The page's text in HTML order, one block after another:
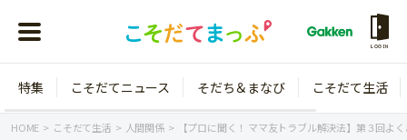
LOGIN
特集 こそだてニュース そだち＆まなび こそだて生活
HOME こそだて生活 人間関係 【プロに聞く！ ママ友トラブル解決法】第３回よ